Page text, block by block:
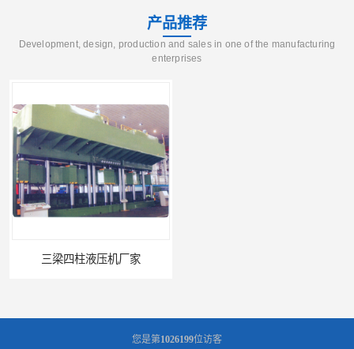
产品推荐
Development, design, production and sales in one of the manufacturing
enterprises
三梁四柱液压机厂家
您是第1026199位访客